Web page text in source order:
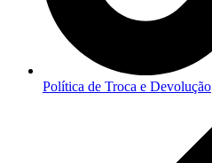
Política de Troca e Devolução